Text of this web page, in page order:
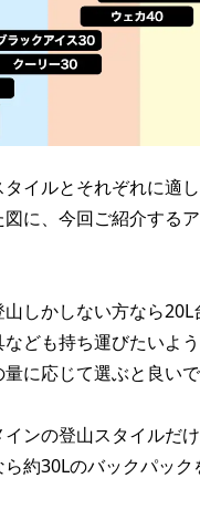
イルとそれぞれに適
に、今回ご紹介する
しかしない方なら20L
ども持ち運びたいよ
に応じて選ぶと良いで
インの登山スタイルだ
約30Lのバックパック